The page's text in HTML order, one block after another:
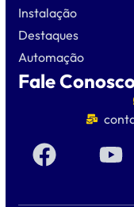
Instalação
Destaques
Automação
Fale